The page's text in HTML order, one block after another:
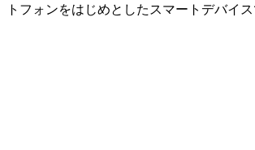
トフォンをはじめとしたスマートデバ